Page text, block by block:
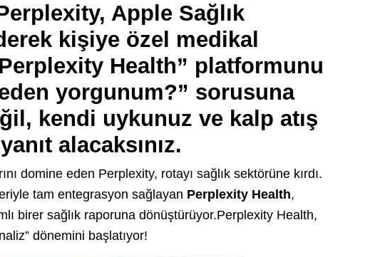
Apple Sağlık
kişiye özel medikal
Health” platformunu
yorgunum?” sorusuna
kendi uykunuz ve kalp atış
alacaksınız.
domine eden Perplexity, rotayı sağlık sektörüne kırdı.
tam entegrasyon sağlayan Perplexity Health,
birer sağlık raporuna dönüştürüyor.Perplexity Health,
dönemini başlatıyor!